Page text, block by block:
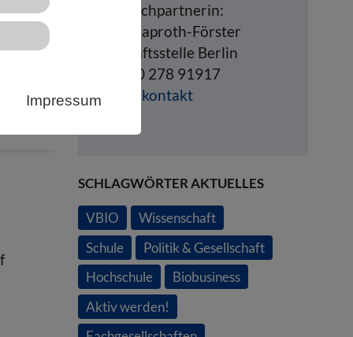
Impressum
Ansprechpartnerin:
Silke Klaproth-Förster
Geschäftsstelle Berlin
Tel. 030 278 91917
Mailkontakt
SCHLAGWÖRTER AKTUELLES
VBIO
Wissenschaft
Schule
Politik & Gesellschaft
Hochschule
Biobusiness
Aktiv werden!